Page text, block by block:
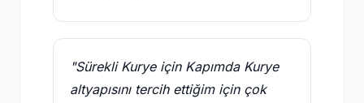
"Sürekli Kurye için Kapımda Kurye
altyapısını tercih ettiğim için çok